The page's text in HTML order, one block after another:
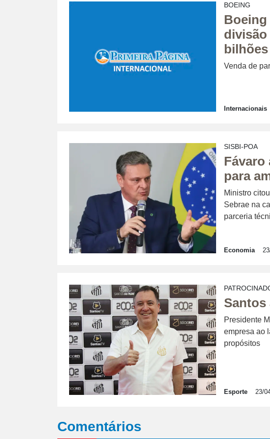
BOEING
Boeing
divisão
bilhões
Venda de
Internacionais
SISBI-POA
Fávaro
para
Ministro
Sebrae na
parceria
Economia
Santos
Presidente
empresa ao
propósitos
Esporte 23/
Comentários